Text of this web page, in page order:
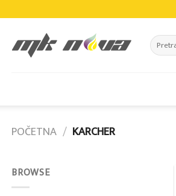
Pretraži:
POČETNA / KARCHER
BROWSE